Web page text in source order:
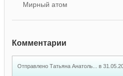
Мирный атом
Комментарии
ОтправленоТатьяна Анатоль... в